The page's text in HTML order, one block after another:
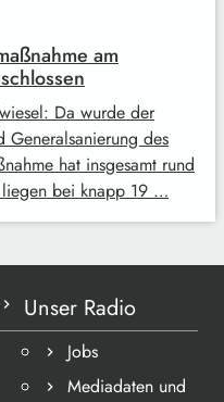
am
Da wurde der
Generalsanierung des
hat insgesamt rund
liegen bei knapp 19 …
Unser Radio
Jobs
Mediadaten und